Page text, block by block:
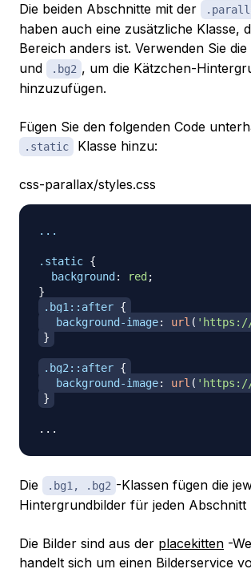
Die beiden Abschnitte mit der
haben auch eine zusätzliche Klasse,
Bereich anders ist. Verwenden Sie die
und .bg2 , um die Kätzchen-
hinzuzufügen.
Fügen Sie den folgenden Code
.static Klasse hinzu:
css-parallax/styles.css
...
.static {
background : red ;
}
.bg1::after {
background-image: url ( 'https://
}
.bg2::after {
background-image: url ( 'https://
}
Die .bg1, .bg2 -Klassen fügen die
Hintergrundbilder für jeden Abschnitt
Die Bilder sind aus der placekitten -
handelt sich um einen Bilderservice